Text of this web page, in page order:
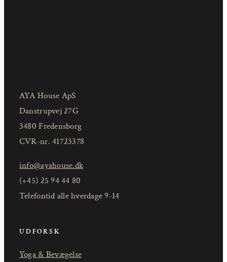
AYA House ApS
Danstrupvej 27G
3480 Fredensborg
CVR-nr. 41723378
info@ayahouse.dk
(+45) 25 94 44 80
Telefontid alle hverdage 9-14
UDFORSK
Yoga & Bevægelse